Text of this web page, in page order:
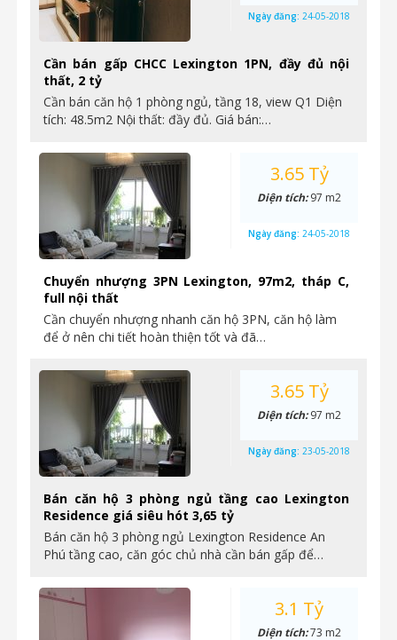
Cần bán gấp CHCC Lexington 1PN, đầy đủ nội
thất, 2 tỷ
Cần bán căn hộ 1 phòng ngủ, tầng 18, view Q1 Diện
tích: 48.5m2 Nội thất: đầy đủ. Giá bán:…
Ngày đăng: 24-05-2018
Chuyển nhượng 3PN Lexington, 97m2, tháp C,
full nội thất
Cần chuyển nhượng nhanh căn hộ 3PN, căn hộ làm
để ở nên chi tiết hoàn thiện tốt và đã…
3.65 Tỷ
Diện tích:97 m2
Ngày đăng: 24-05-2018
Bán căn hộ 3 phòng ngủ tầng cao Lexington
Residence giá siêu hót 3,65 tỷ
Bán căn hộ 3 phòng ngủ Lexington Residence An
Phú tầng cao, căn góc chủ nhà cần bán gấp để…
3.65 Tỷ
Diện tích:97 m2
Ngày đăng: 23-05-2018
3.1 Tỷ
Diện tích:73 m2